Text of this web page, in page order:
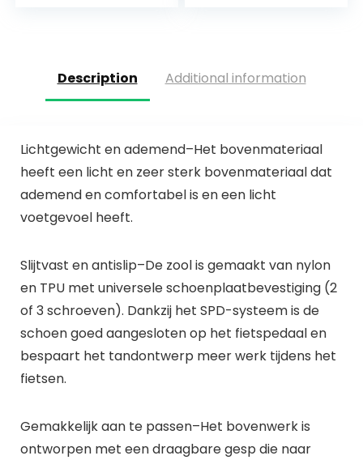
Description Additional information
Lichtgewicht en ademend–Het bovenmateriaal
heeft een licht en zeer sterk bovenmateriaal dat
ademend en comfortabel is en een licht
voetgevoel heeft.
Slijtvast en antislip–De zool is gemaakt van nylon
en TPU met universele schoenplaatbevestiging (2
of 3 schroeven). Dankzij het SPD-systeem is de
schoen goed aangesloten op het fietspedaal en
bespaart het tandontwerp meer werk tijdens het
fietsen.
Gemakkelijk aan te passen–Het bovenwerk is
ontworpen met een draagbare gesp die naar